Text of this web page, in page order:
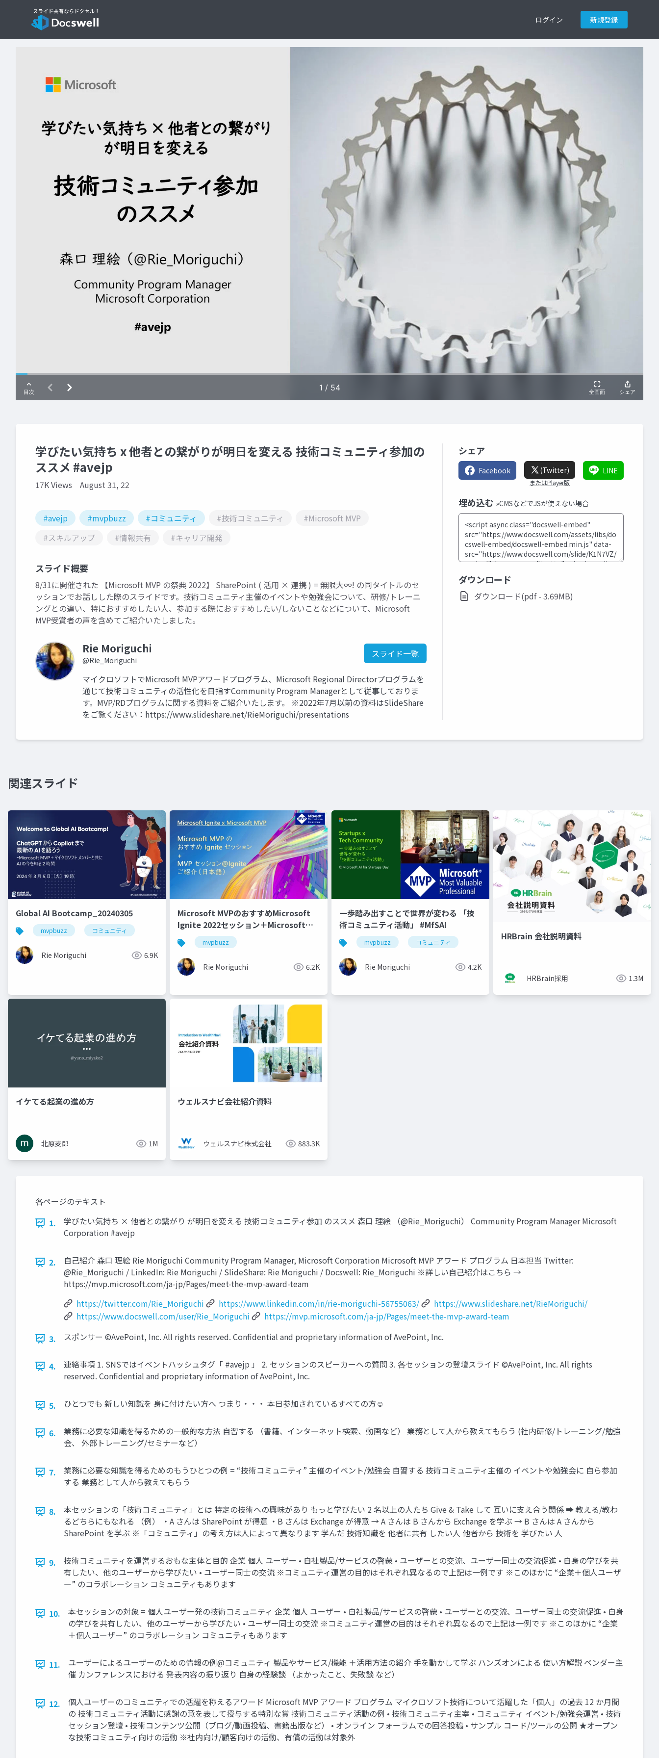
ログイン 新規登録
学びたい気持ち x 他者との繋がりが明日を変える 技術コミュニティ参加の
ススメ #avejp
17K Views August 31, 22
#avejp #mvpbuzz #コミュニティ #技術コミュニティ
#Microsoft MVP
#スキルアップ
#情報共有 #キャリア開発
スライド概要
8/31に開催された 【Microsoft MVP の祭典 2022】 SharePoint ( 活用 × 連携 ) = 無限大∞! の同タイトルのセ
ッションでお話しした際のスライドです。技術コミュニティ主催のイベントや勉強会について、研修/トレーニ
ングとの違い、特におすすめしたい人、参加する際におすすめしたい/しないことなどについて、Microsoft
MVP受賞者の声を含めてご紹介いたしました。
Rie Moriguchi
@Rie_Moriguchi
スライド一覧
マイクロソフトでMicrosoft MVPアワードプログラム、Microsoft Regional Directorプログラムを
通じて技術コミュニティの活性化を目指すCommunity Program Managerとして従事しておりま
す。MVP/RDプログラムに関する資料をご紹介いたします。 ※2022年7月以前の資料はSlideShare
をご覧ください：https://www.slideshare.net/RieMoriguchi/presentations
シェア
Facebook (Twitter)
またはPlayer版
LINE
埋め込む »CMSなどでJSが使えない場合
ダウンロード
ダウンロード(pdf - 3.69MB)
関連スライド
Global AI Bootcamp_20240305
mvpbuzz コミュニティ
Rie Moriguchi 6.9K
Microsoft MVPのおすすめMicrosoft
Ignite 2022セッション＋Microsoft
MVP登壇Igniteセッション
mvpbuzz
Rie Moriguchi 6.2K
一歩踏み出すことで世界が変わる 「技
術コミュニティ活動」 #MfSAI
mvpbuzz コミュニティ
Rie Moriguchi 4.2K
HRBrain 会社説明資料
HRBrain採用 1.3M
イケてる起業の進め方
北原麦郎 1M
ウェルスナビ会社紹介資料
ウェルスナビ株式会社 883.3K
各ページのテキスト
1.
学びたい気持ち × 他者との繋がり が明日を変える 技術コミュニティ参加 のススメ 森口 理絵 （@Rie_Moriguchi） Community Program Manager Microsoft
Corporation #avejp
2.
自己紹介 森口 理絵 Rie Moriguchi Community Program Manager, Microsoft Corporation Microsoft MVP アワード プログラム 日本担当 Twitter:
@Rie_Moriguchi / LinkedIn: Rie Moriguchi / SlideShare: Rie Moriguchi / Docswell: Rie_Moriguchi ※詳しい自己紹介はこちら →
https://mvp.microsoft.com/ja-jp/Pages/meet-the-mvp-award-team
https://twitter.com/Rie_Moriguchi
https://www.linkedin.com/in/rie-moriguchi-56755063/
https://www.slideshare.net/RieMoriguchi/
https://www.docswell.com/user/Rie_Moriguchi
https://mvp.microsoft.com/ja-jp/Pages/meet-the-mvp-award-team
3.
スポンサー ©AvePoint, Inc. All rights reserved. Confidential and proprietary information of AvePoint, Inc.
4.
連絡事項 1. SNSではイベントハッシュタグ「 #avejp 」 2. セッションのスピーカーへの質問 3. 各セッションの登壇スライド ©AvePoint, Inc. All rights
reserved. Confidential and proprietary information of AvePoint, Inc.
5. ひとつでも 新しい知識を 身に付けたい方へ つまり・・・ 本日参加されているすべての方☺
6.
業務に必要な知識を得るための一般的な方法 自習する （書籍、インターネット検索、動画など） 業務として人から教えてもらう (社内研修/トレーニング/勉強
会、 外部トレーニング/セミナーなど）
7.
業務に必要な知識を得るためのもうひとつの例 = “技術コミュニティ” 主催のイベント/勉強会 自習する 技術コミュニティ主催の イベントや勉強会に 自ら参加
する 業務として人から教えてもらう
8.
本セッションの「技術コミュニティ」とは 特定の技術への興味があり もっと学びたい 2 名以上の人たち Give & Take して 互いに支え合う関係 ➡ 教える/教わ
るどちらにもなれる （例） ・A さんは SharePoint が得意 ・B さんは Exchange が得意 → A さんは B さんから Exchange を学ぶ → B さんは A さんから
SharePoint を学ぶ ※「コミュニティ」の考え方は人によって異なります 学んだ 技術知識を 他者に共有 したい人 他者から 技術を 学びたい 人
9.
技術コミュニティを運営するおもな主体と目的 企業 個人 ユーザー • 自社製品/サービスの啓蒙 • ユーザーとの交流、ユーザー同士の交流促進 • 自身の学びを共
有したい、他のユーザーから学びたい • ユーザー同士の交流 ※コミュニティ運営の目的はそれぞれ異なるので上記は一例です ※このほかに “企業＋個人ユーザ
ー” のコラボレーション コミュニティもあります
10.
本セッションの対象 = 個人ユーザー発の技術コミュニティ 企業 個人 ユーザー • 自社製品/サービスの啓蒙 • ユーザーとの交流、ユーザー同士の交流促進 • 自身
の学びを共有したい、他のユーザーから学びたい • ユーザー同士の交流 ※コミュニティ運営の目的はそれぞれ異なるので上記は一例です ※このほかに “企業
＋個人ユーザー” のコラボレーション コミュニティもあります
11.
ユーザーによるユーザーのための情報の例@コミュニティ 製品やサービス/機能 ＋活用方法の紹介 手を動かして学ぶ ハンズオンによる 使い方解説 ベンダー主
催 カンファレンスにおける 発表内容の振り返り 自身の経験談 （よかったこと、失敗談 など）
12.
個人ユーザーのコミュニティでの活躍を称えるアワード Microsoft MVP アワード プログラム マイクロソフト技術について活躍した「個人」の過去 12 か月間
の 技術コミュニティ活動に感謝の意を表して授与する特別な賞 技術コミュニティ活動の例 • 技術コミュニティ主宰 • コミュニティ イベント/勉強会運営 • 技術
セッション登壇 • 技術コンテンツ公開（ブログ/動画投稿、書籍出版など） • オンライン フォーラムでの回答投稿 • サンプル コード/ツールの公開 ★オープン
な技術コミュニティ向けの活動 ※社内向け/顧客向けの活動、有償の活動は対象外